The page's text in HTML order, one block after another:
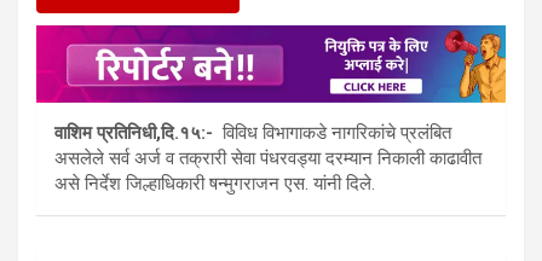
वाशिम प्रतिनिधी,दि.१५:- विविध विभागाकडे नागरिकांचे प्रलंबित
असलेले सर्व अर्ज व तक्रारी सेवा पंधरवड्या दरम्यान निकाली काढावीत
असे निर्देश जिल्हाधिकारी षन्मुगराजन एस. यांनी दिले.